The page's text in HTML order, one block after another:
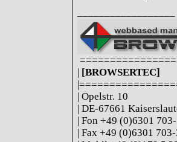
| [BROWSERTEC]
| Opelstr. 10
| DE-67661
| Fon +49 (0)6301
| Fax +49 (0)6301